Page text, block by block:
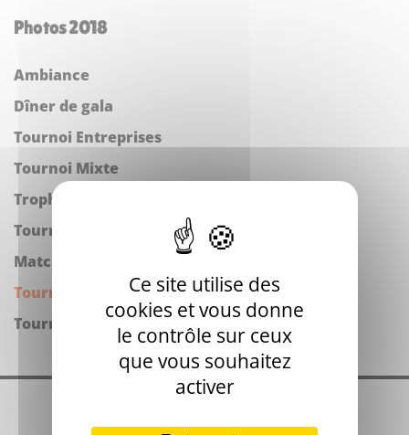
Photos 2018
Ambiance
Dîner de gala
Tournoi Entreprises
Tournoi Mixte
Trophée des Iguanes
Tournoi féminin
Matches d'exhibition
Tournoi juniors
Tournoi de la Ligue
Ce site utilise des
cookies et vous donne
le contrôle sur ceux
que vous souhaitez
activer